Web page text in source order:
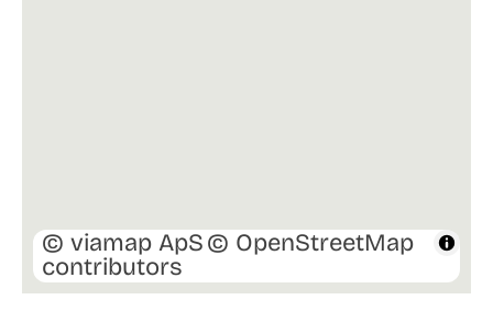
© viamap ApS© OpenStreetMap
contributors